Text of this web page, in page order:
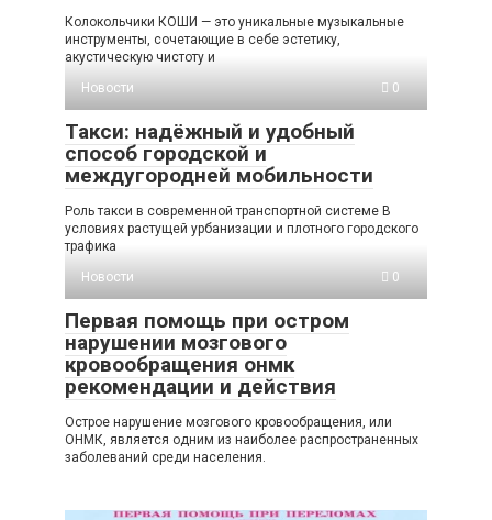
Колокольчики КОШИ — это уникальные музыкальные
инструменты, сочетающие в себе эстетику,
акустическую чистоту и
Новости
0
Такси: надёжный и удобный
способ городской и
междугородней мобильности
Роль такси в современной транспортной системе В
условиях растущей урбанизации и плотного городского
трафика
Новости
0
Первая помощь при остром
нарушении мозгового
кровообращения онмк
рекомендации и действия
Острое нарушение мозгового кровообращения, или
ОНМК, является одним из наиболее распространенных
заболеваний среди населения.